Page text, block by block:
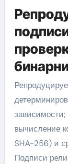
вычисление
SHA-256) и
Подписи